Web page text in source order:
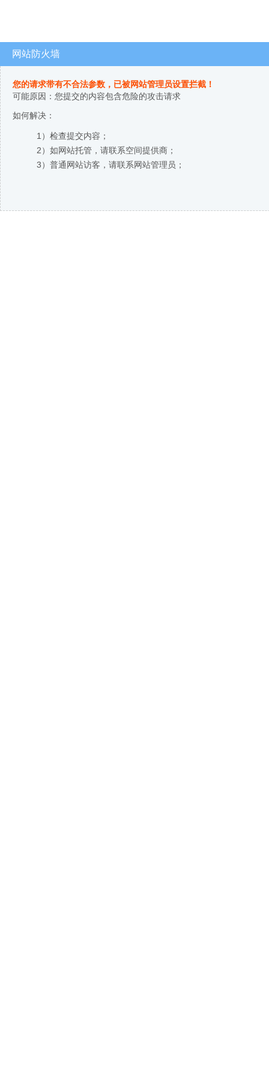
网站防火墙
您的请求带有不合法参数，已被网站管理员设置拦截！
可能原因：您提交的内容包含危险的攻击请求
如何解决：
1）检查提交内容；
2）如网站托管，请联系空间提供商；
3）普通网站访客，请联系网站管理员；